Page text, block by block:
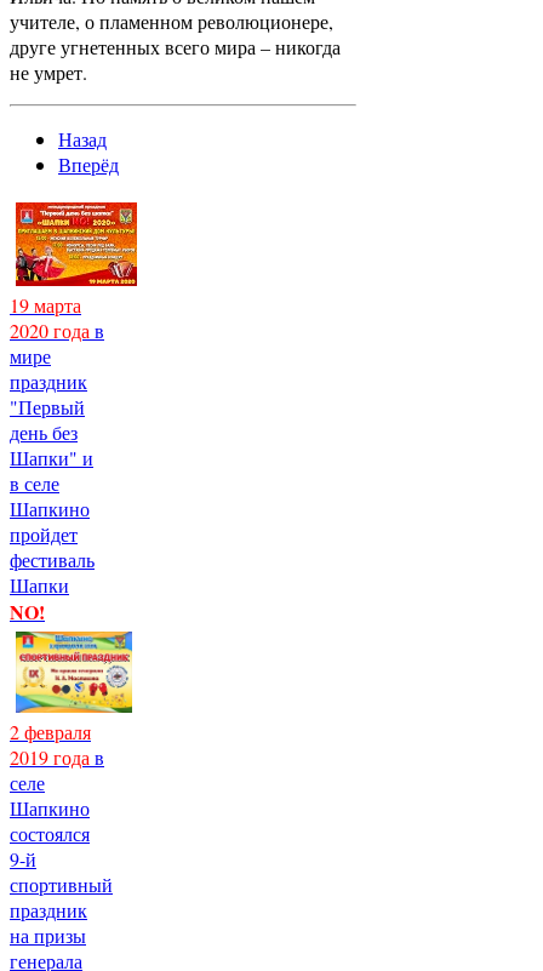
учителе, о пламенном революционере,
друге угнетенных всего мира – никогда
не умрет.
Назад
Вперёд
19 марта
2020 года в
мире
праздник
"Первый
день без
Шапки" и
в селе
Шапкино
пройдет
фестиваль
Шапки
NO!
2 февраля
2019 года в
селе
Шапкино
состоялся
9-й
спортивный
праздник
на призы
генерала